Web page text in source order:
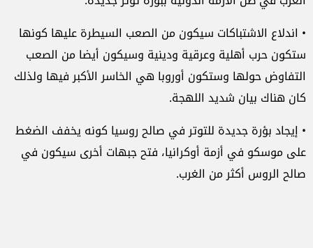
• اندلاع الاشتباكات سيكون من الصعب السيطرة عليها كونها
ستكون حرب أهلية وعرقية ودينية وسيكون أيضا من الصعب
التفاوض حولها وستكون أوروبا هي الخاسر الأكبر فيها ولذلك
كان هناك بيان شديد اللهجة.
• إيجاد بؤرة جديدة للتوتر في صالح روسيا كونه يخفف الضغط
على موسكو في أزمة أوكرانيا، فتح جبهات أخرى سيكون في
صالح الروس أكثر من الغرب.